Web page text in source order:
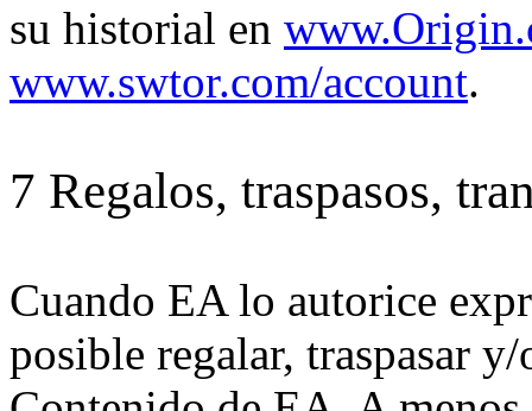
su historial en
www.swtor.com/account.
7 Regalos, traspasos,
Cuando EA lo autorice
posible regalar, traspasar